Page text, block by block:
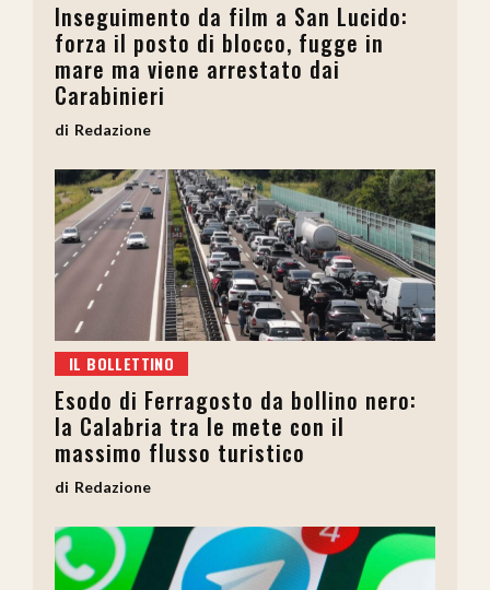
Inseguimento da film a San Lucido:
forza il posto di blocco, fugge in
mare ma viene arrestato dai
Carabinieri
Redazione
IL BOLLETTINO
Esodo di Ferragosto da bollino nero:
la Calabria tra le mete con il
massimo flusso turistico
Redazione